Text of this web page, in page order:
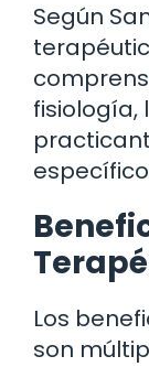
Según
fisiología,
Los
son